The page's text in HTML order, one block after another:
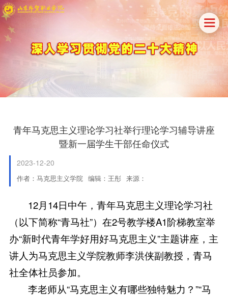

青年马克思主义理论学习社举行理论学习辅导讲座
暨新一届学生干部任命仪式
2023-12-20
作者：马克思主义学院 编辑：王彤 来源：
12月14日中午，青年马克思主义理论学习社
（以下简称“青马社”）在2号教学楼A1阶梯教室举
办“新时代青年学好用好马克思主义”主题讲座，主
讲人为马克思主义学院教师李洪侠副教授，青马
社全体社员参加。
李老师从“马克思主义有哪些独特魅力？”“马